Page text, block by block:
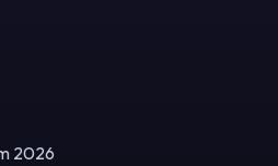
2026